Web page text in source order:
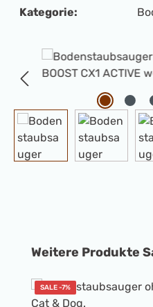
Bildergalerie überspringen
Kategorie:
Produktgalerie
Weitere Produkte
SALE -7%